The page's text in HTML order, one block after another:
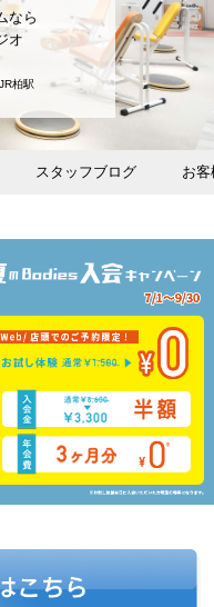
なら
オ
柏駅
スタッフブログ お